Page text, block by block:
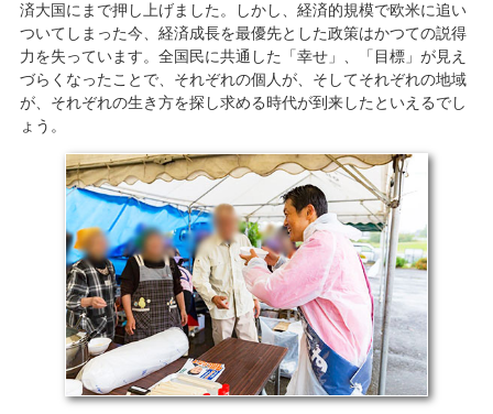
済大国にまで押し上げました。しかし、経済的規模で欧米に追い
ついてしまった今、経済成長を最優先とした政策はかつての説得
力を失っています。全国民に共通した「幸せ」、「目標」が見え
づらくなったことで、それぞれの個人が、そしてそれぞれの地域
が、それぞれの生き方を探し求める時代が到来したといえるでし
ょう。